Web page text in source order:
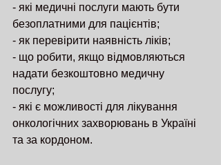
- які медичні послуги мають бути
безоплатними для пацієнтів;
- як перевірити наявність ліків;
- що робити, якщо відмовляються
надати безкоштовно медичну
послугу;
- які є можливості для лікування
онкологічних захворювань в Україні
та за кордоном.